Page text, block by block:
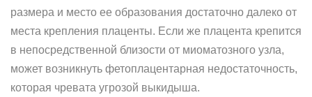
размера и место ее образования достаточно далеко от
места крепления плаценты. Если же плацента крепится
в непосредственной близости от миоматозного узла,
может возникнуть фетоплацентарная недостаточность,
которая чревата угрозой выкидыша.